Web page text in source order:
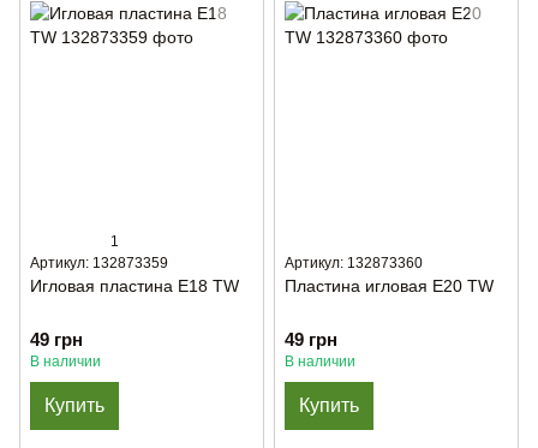
1
Артикул: 132873359
Игловая пластина E18 TW
49 грн
В наличии
Купить
Артикул: 132873360
Пластина игловая E20 TW
49 грн
В наличии
Купить